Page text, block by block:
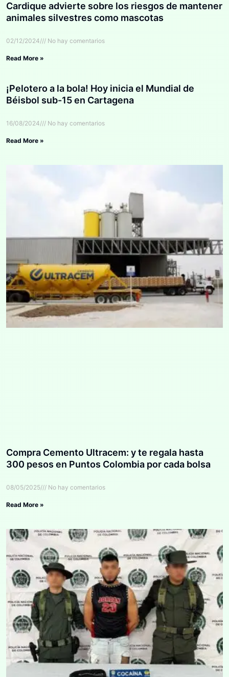
Cardique advierte sobre los riesgos de mantener
animales silvestres como mascotas
02/12/2024 No hay comentarios
Read More »
¡Pelotero a la bola! Hoy inicia el Mundial de
Béisbol sub-15 en Cartagena
16/08/2024 No hay comentarios
Read More »
Compra Cemento Ultracem: y te regala hasta
300 pesos en Puntos Colombia por cada bolsa
08/05/2025 No hay comentarios
Read More »